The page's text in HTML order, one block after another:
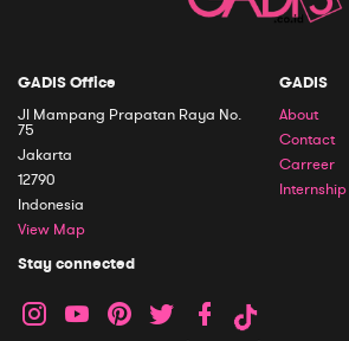
GADIS Office
Jl Mampang Prapatan Raya No.
75
Jakarta
12790
Indonesia
View Map
GADIS
About
Contact
Carreer
Internship
Stay connected